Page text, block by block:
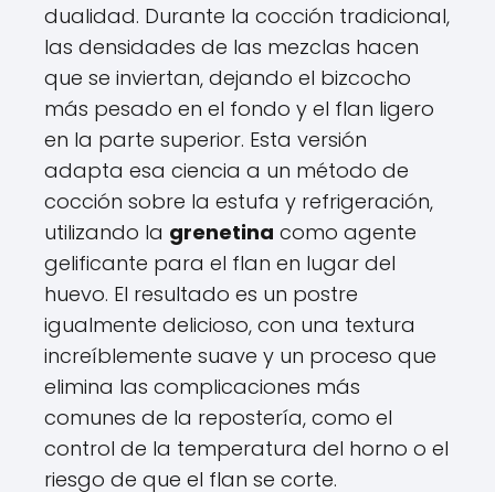
dualidad. Durante la cocción tradicional,
las densidades de las mezclas hacen
que se inviertan, dejando el bizcocho
más pesado en el fondo y el flan ligero
en la parte superior. Esta versión
adapta esa ciencia a un método de
cocción sobre la estufa y refrigeración,
utilizando la grenetina como agente
gelificante para el flan en lugar del
huevo. El resultado es un postre
igualmente delicioso, con una textura
increíblemente suave y un proceso que
elimina las complicaciones más
comunes de la repostería, como el
control de la temperatura del horno o el
riesgo de que el flan se corte.